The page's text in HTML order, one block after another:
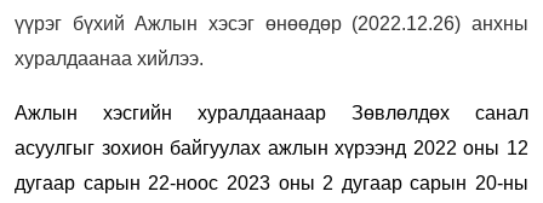
үүрэг бүхий Ажлын хэсэг өнөөдөр (2022.12.26) анхны
хуралдаанаа хийлээ.
Ажлын хэсгийн хуралдаанаар Зөвлөлдөх санал
асуулгыг зохион байгуулах ажлын хүрээнд 2022 оны 12
дугаар сарын 22-ноос 2023 оны 2 дугаар сарын 20-ны